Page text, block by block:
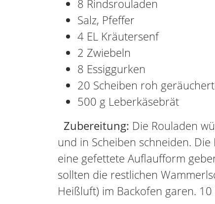
8 Rindsrouladen
Salz, Pfeffer
4 EL Kräutersenf
2 Zwiebeln
8 Essiggurken
20 Scheiben roh
500 g Leberkäsebrät
Zubereitung: Die Rouladen
und in Scheiben schneiden.
eine gefettete Auflaufform
sollten die restlichen
Heißluft) im Backofen garen.